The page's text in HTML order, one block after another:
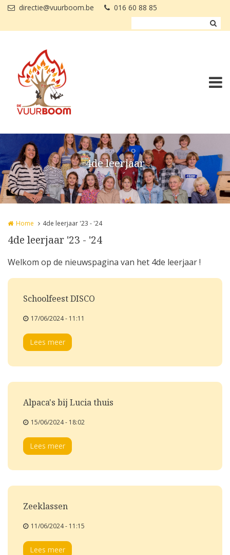
Overslaan en naar de inhoud gaan
directie@vuurboom.be 016 60 88 85
4de leerjaar
Home 4de leerjaar '23 - '24
4de leerjaar '23 - '24
Welkom op de nieuwspagina van het 4de leerjaar !
Schoolfeest DISCO
17/06/2024 - 11:11
Lees meer
Alpaca's bij Lucia thuis
15/06/2024 - 18:02
Lees meer
Zeeklassen
11/06/2024 - 11:15
Lees meer